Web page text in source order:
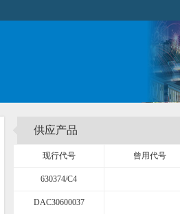
供应产品
现行代号 曾用代号
630374/C4
DAC30600037